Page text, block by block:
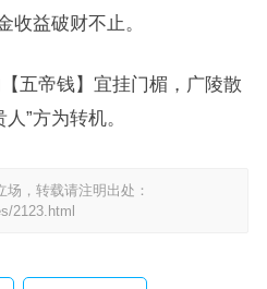
收益破财不止。
五帝钱】宜挂门楣，广陵散
”方为转机。
，转载请注明出处：
2123.html